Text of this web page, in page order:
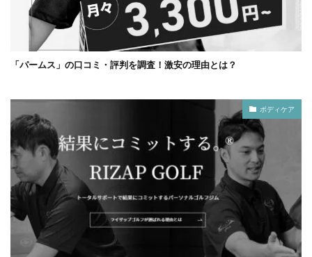
「パームス」の口コミ・評判を調査！激安の理由とは？
ボディケア